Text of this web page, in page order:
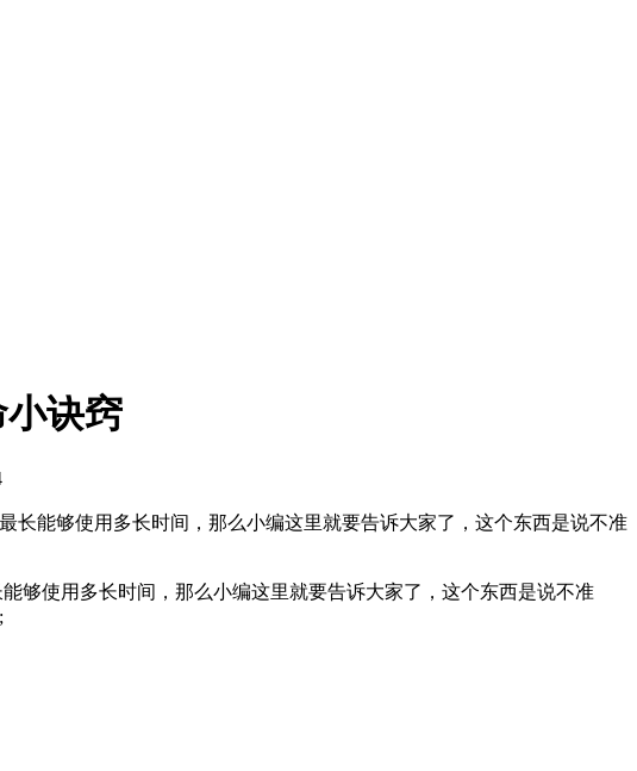
诀窍
长能够使用多长时间，那么小编这里就要告诉大家了，这个东西是说不准
够使用多长时间，那么小编这里就要告诉大家了，这个东西是说不准